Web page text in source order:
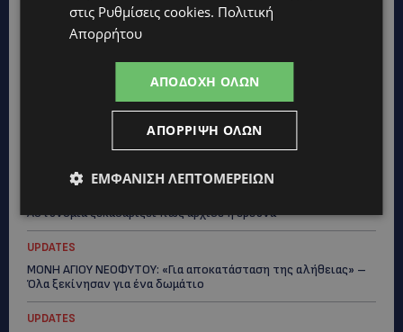
Η Arla Protein συνεχίζει να καινοτομεί με το Arla Protein Food
UPDATES
Αστυνομία ξεκαθαρίζει πώς άρχισε η έρευνα
UPDATES
ΜΟΝΗ ΑΓΙΟΥ ΝΕΟΦΥΤΟΥ: «Για αποκατάσταση της αλήθειας» –
Όλα ξεκίνησαν για ένα δωμάτιο
UPDATES
στις Ρυθμίσεις cookies. Πολιτική
Απορρήτου
ΑΠΟΔΟΧΉ ΌΛΩΝ
ΑΠΌΡΡΙΨΗ ΌΛΩΝ
ΕΜΦΆΝΙΣΗ ΛΕΠΤΟΜΕΡΕΙΏΝ